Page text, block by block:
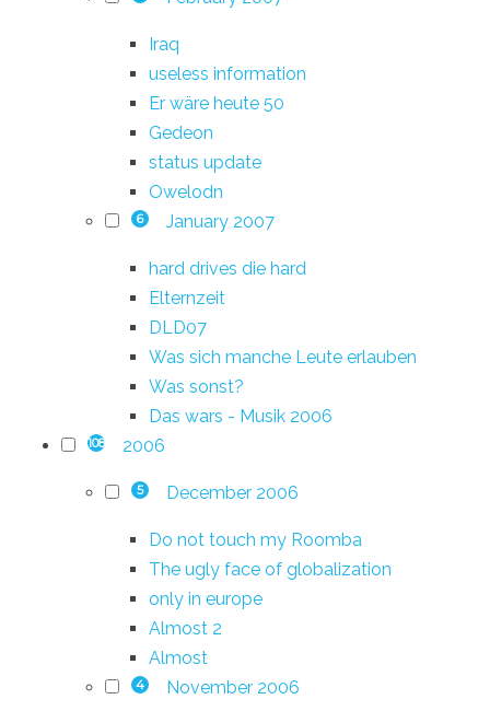
Iraq
useless information
Er wäre heute 50
Gedeon
status update
Owelodn
6 January 2007
hard drives die hard
Elternzeit
DLD07
Was sich manche Leute erlauben
Was sonst?
Das wars - Musik 2006
108 2006
5 December 2006
Do not touch my Roomba
The ugly face of globalization
only in europe
Almost 2
Almost
4 November 2006